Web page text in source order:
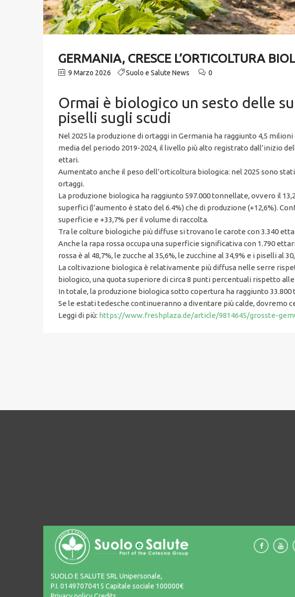
GERMANIA, CRESCE L’ORTICOLTURA
9 Marzo 2026 Suolo e Salute News 0
Ormai è biologico un sesto delle
piselli sugli scudi
Nel 2025 la produzione di ortaggi in Germania ha raggiunto 4,5
media del periodo 2019-2024, il livello più alto registrato dall’inizio
ettari.
Aumentato anche il peso dell’orticoltura biologica: nel 2025 sono
ortaggi.
La produzione biologica ha raggiunto 597.000 tonnellate, ovvero il
superfici (l’aumento è stato del 6.4%) che di produzione (+12,6%).
superficie e +33,7% per il volume di raccolta.
Tra le colture biologiche più diffuse si trovano le carote con 3.340
Anche la rapa rossa occupa una superficie significativa con 1.790
rossa è al 48,7%, le zucche al 35,6%, le zucchine al 34,9% e i piselli al
La coltivazione biologica è relativamente più diffusa nelle serre
biologico, una quota superiore di circa 8 punti percentuali rispetto
In totale, la produzione biologica sotto copertura ha raggiunto
Se le estati tedesche continueranno a diventare più calde, dovremo
Leggi di più: https://www.freshplaza.de/article/9814645/grosste-
SUOLO E SALUTE SRL Unipersonale,
P.I. 01497070415 Capitale sociale 100000€